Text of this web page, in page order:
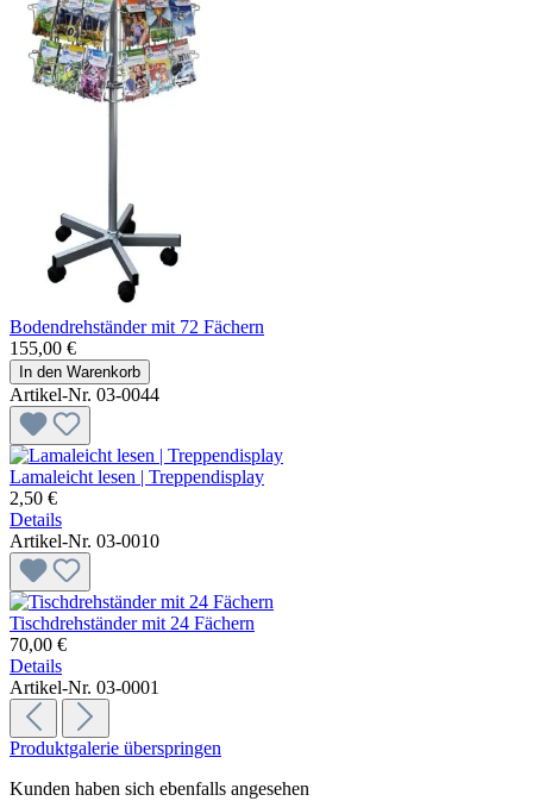
Bodendrehständer mit 72 Fächern
155,00 €
In den Warenkorb
Artikel-Nr. 03-0044
Lamaleicht lesen | Treppendisplay
2,50 €
Details
Artikel-Nr. 03-0010
Tischdrehständer mit 24 Fächern
70,00 €
Details
Artikel-Nr. 03-0001
Produktgalerie überspringen
Kunden haben sich ebenfalls angesehen